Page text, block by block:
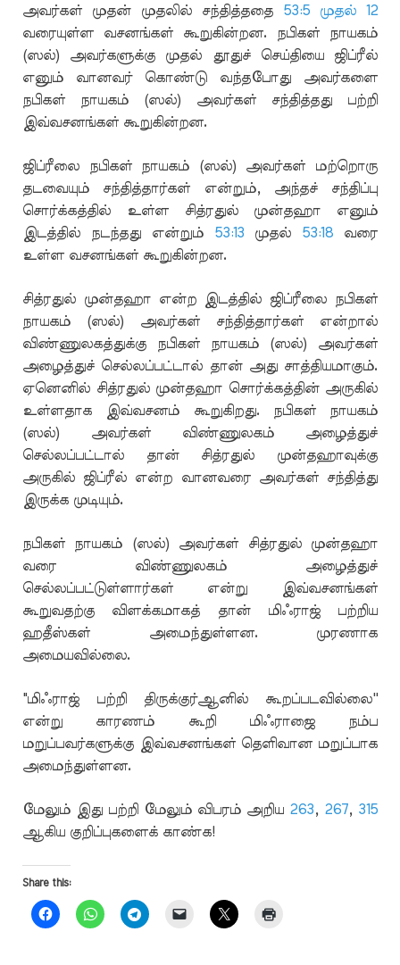
அவர்கள் முதன் முதலில் சந்தித்ததை 53:5 முதல் 12
வரையுள்ள வசனங்கள் கூறுகின்றன. நபிகள் நாயகம்
(ஸல்) அவர்களுக்கு முதல் தூதுச் செய்தியை ஜிப்ரீல்
எனும் வானவர் கொண்டு வந்தபோது அவர்களை
நபிகள் நாயகம் (ஸல்) அவர்கள் சந்தித்தது பற்றி
இவ்வசனங்கள் கூறுகின்றன.
ஜிப்ரீலை நபிகள் நாயகம் (ஸல்) அவர்கள் மற்றொரு
தடவையும் சந்தித்தார்கள் என்றும், அந்தச் சந்திப்பு
சொர்க்கத்தில் உள்ள சித்ரதுல் முன்தஹா எனும்
இடத்தில் நடந்தது என்றும்
53:13 முதல் 53:18 வரை
உள்ள வசனங்கள் கூறுகின்றன.
சித்ரதுல் முன்தஹா என்ற இடத்தில் ஜிப்ரீலை நபிகள்
நாயகம் (ஸல்) அவர்கள் சந்தித்தார்கள் என்றால்
விண்ணுலகத்துக்கு நபிகள் நாயகம் (ஸல்) அவர்கள்
அழைத்துச் செல்லப்பட்டால் தான் அது சாத்தியமாகும்.
ஏனெனில் சித்ரதுல் முன்தஹா சொர்க்கத்தின் அருகில்
உள்ளதாக இவ்வசனம் கூறுகிறது. நபிகள் நாயகம்
(ஸல்) அவர்கள் விண்ணுலகம் அழைத்துச்
செல்லப்பட்டால் தான் சித்ரதுல் முன்தஹாவுக்கு
அருகில் ஜிப்ரீல் என்ற வானவரை அவர்கள் சந்தித்து
இருக்க முடியும்.
நபிகள் நாயகம் (ஸல்) அவர்கள் சித்ரதுல் முன்தஹா
வரை விண்ணுலகம் அழைத்துச்
செல்லப்பட்டுள்ளார்கள் என்று இவ்வசனங்கள்
கூறுவதற்கு விளக்கமாகத் தான் மிஃராஜ் பற்றிய
ஹதீஸ்கள் அமைந்துள்ளன. முரணாக
அமையவில்லை.
"மிஃராஜ் பற்றி திருக்குர்ஆனில் கூறப்படவில்லை''
என்று காரணம் கூறி மிஃராஜை நம்ப
மறுப்பவர்களுக்கு இவ்வசனங்கள் தெளிவான மறுப்பாக
அமைந்துள்ளன.
மேலும் இது பற்றி மேலும் விபரம் அறிய 263, 267, 315
ஆகிய குறிப்புகளைக் காண்க!
Share this: